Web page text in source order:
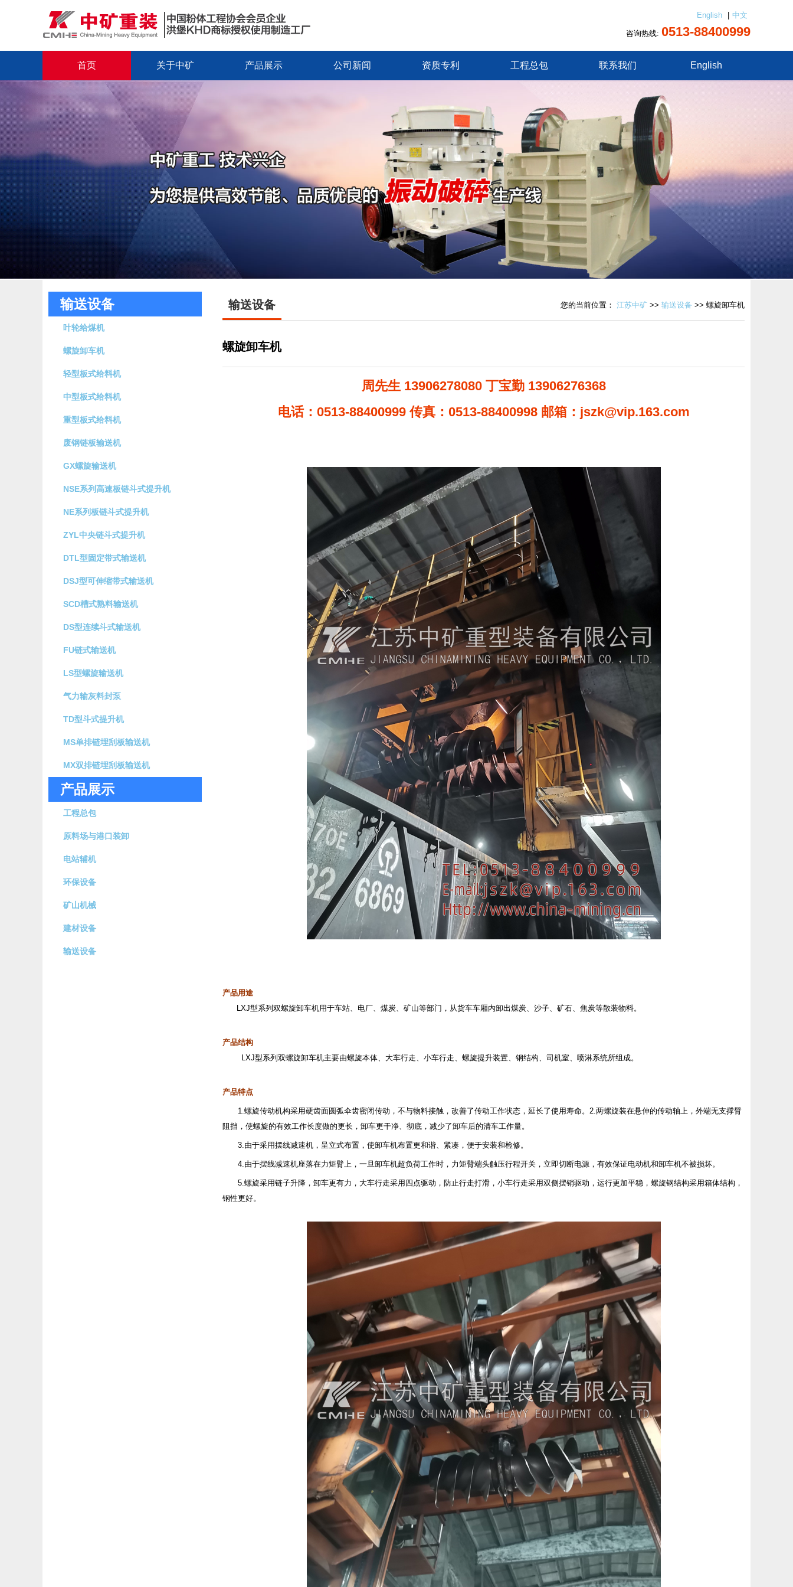
English 中文
咨询热线: 0513-88400999
首页 关于中矿 产品展示 公司新闻 资质专利 工程总包 联系我们 English
输送设备
叶轮给煤机
螺旋卸车机
轻型板式给料机
中型板式给料机
重型板式给料机
废钢链板输送机
GX螺旋输送机
NSE系列高速板链斗式提升机
NE系列板链斗式提升机
ZYL中央链斗式提升机
DTL型固定带式输送机
DSJ型可伸缩带式输送机
SCD槽式熟料输送机
DS型连续斗式输送机
FU链式输送机
LS型螺旋输送机
气力输灰料封泵
TD型斗式提升机
MS单排链埋刮板输送机
MX双排链埋刮板输送机
产品展示
工程总包
原料场与港口装卸
电站辅机
环保设备
矿山机械
建材设备
输送设备
输送设备 您的当前位置： 江苏中矿 >> 输送设备 >> 螺旋卸车机
螺旋卸车机
周先生 13906278080 丁宝勤 13906276368
电话：0513-88400999 传真：0513-88400998 邮箱：jszk@vip.163.com
产品用途
LXJ型系列双螺旋卸车机用于车站、电厂、煤炭、矿山等部门，从货车车厢内卸出煤炭、沙子、矿石、焦炭等散装物料。
产品结构
LXJ型系列双螺旋卸车机主要由螺旋本体、大车行走、小车行走、螺旋提升装置、钢结构、司机室、喷淋系统所组成。
产品特点
1.螺旋传动机构采用硬齿面圆弧伞齿密闭传动，不与物料接触，改善了传动工作状态，延长了使用寿命。2.两螺旋装在悬伸的传动轴上，外端无支撑臂
阻挡，使螺旋的有效工作长度做的更长，卸车更干净、彻底，减少了卸车后的清车工作量。
3.由于采用摆线减速机，呈立式布置，使卸车机布置更和谐、紧凑，便于安装和检修。
4.由于摆线减速机座落在力矩臂上，一旦卸车机超负荷工作时，力矩臂端头触压行程开关，立即切断电源，有效保证电动机和卸车机不被损坏。
5.螺旋采用链子升降，卸车更有力，大车行走采用四点驱动，防止行走打滑，小车行走采用双侧摆销驱动，运行更加平稳，螺旋钢结构采用箱体结构，
钢性更好。